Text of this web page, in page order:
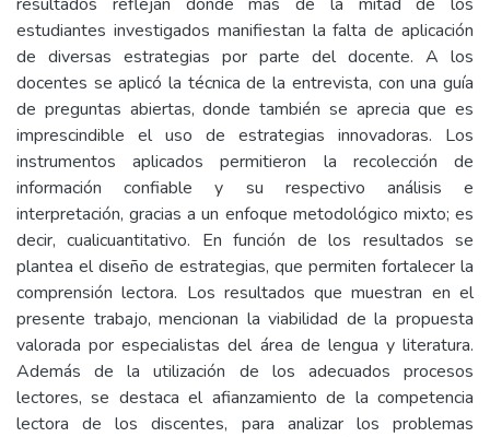
estudiantes investigados manifiestan la falta de aplicación
de diversas estrategias por parte del docente. A los
docentes se aplicó la técnica de la entrevista, con una guía
de preguntas abiertas, donde también se aprecia que es
imprescindible el uso de estrategias innovadoras. Los
instrumentos aplicados permitieron la recolección de
información confiable y su respectivo análisis e
interpretación, gracias a un enfoque metodológico mixto; es
decir, cualicuantitativo. En función de los resultados se
plantea el diseño de estrategias, que permiten fortalecer la
comprensión lectora. Los resultados que muestran en el
presente trabajo, mencionan la viabilidad de la propuesta
valorada por especialistas del área de lengua y literatura.
Además de la utilización de los adecuados procesos
lectores, se destaca el afianzamiento de la competencia
lectora de los discentes, para analizar los problemas